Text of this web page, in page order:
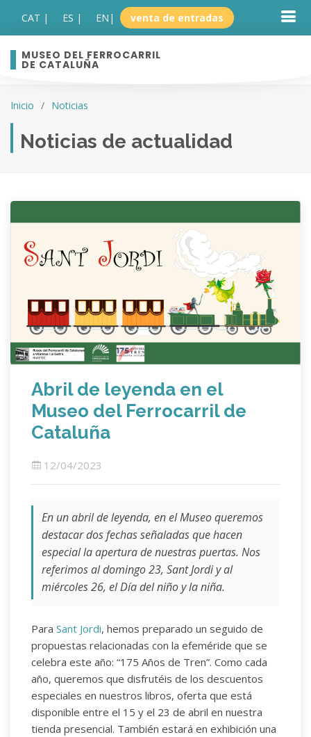
CAT | ES | EN | venta de entradas
MUSEO DEL FERROCARRIL
DE CATALUÑA
Inicio Noticias
Noticias de actualidad
Abril de leyenda en el
Museo del Ferrocarril de
Cataluña
12/04/2023
En un abril de leyenda, en el Museo queremos
destacar dos fechas señaladas que hacen
especial la apertura de nuestras puertas. Nos
referimos al domingo 23, Sant Jordi y al
miércoles 26, el Día del niño y la niña.
Para Sant Jordi, hemos preparado un seguido de
propuestas relacionadas con la efeméride que se
celebra este año: “175 Años de Tren”. Como cada
año, queremos que disfrutéis de los descuentos
especiales en nuestros libros, oferta que está
disponible entre el 15 y el 23 de abril en nuestra
tienda presencial. También estará en exhibición una